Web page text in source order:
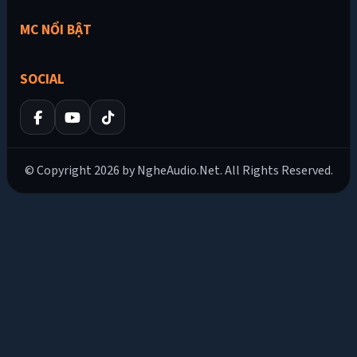
MC NỔI BẬT
SOCIAL
© Copyright 2026 by NgheAudio.Net. All Rights Reserved.